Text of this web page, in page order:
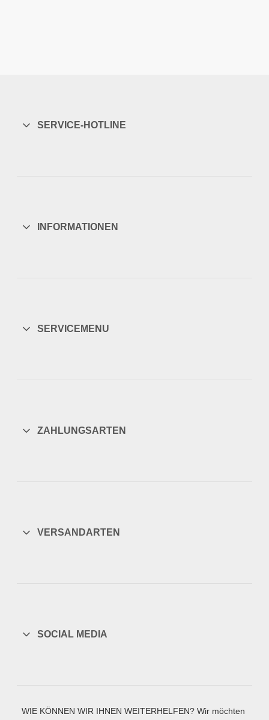
SERVICE-HOTLINE
INFORMATIONEN
SERVICEMENU
ZAHLUNGSARTEN
VERSANDARTEN
SOCIAL MEDIA
WIE KÖNNEN WIR IHNEN WEITERHELFEN? Wir möchten